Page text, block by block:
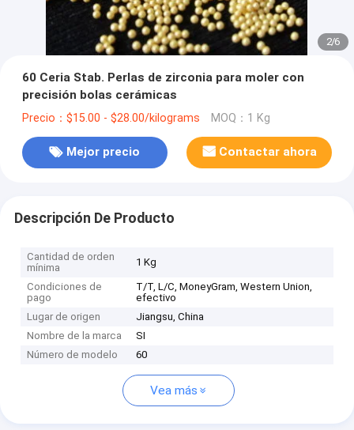
2/6
60 Ceria Stab. Perlas de zirconia para moler con
precisión bolas cerámicas
Precio：$15.00 - $28.00/kilograms MOQ：1 Kg
Mejor precio Contactar ahora
Descripción De Producto
Cantidad de orden
mínima
1 Kg
Condiciones de
pago
T/T, L/C, MoneyGram, Western Union,
efectivo
Lugar de origen
Jiangsu, China
Nombre de la marca
SI
Número de modelo
60
Vea más